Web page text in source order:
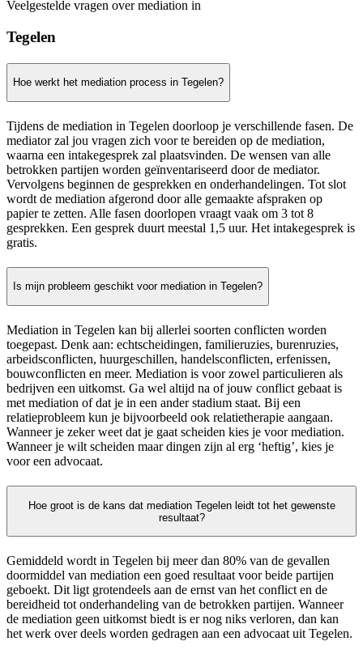
Veelgestelde vragen over mediation in
Tegelen
Hoe werkt het mediation process in Tegelen?
Tijdens de mediation in Tegelen doorloop je verschillende fasen. De
mediator zal jou vragen zich voor te bereiden op de mediation,
waarna een intakegesprek zal plaatsvinden. De wensen van alle
betrokken partijen worden geïnventariseerd door de mediator.
Vervolgens beginnen de gesprekken en onderhandelingen. Tot slot
wordt de mediation afgerond door alle gemaakte afspraken op
papier te zetten. Alle fasen doorlopen vraagt vaak om 3 tot 8
gesprekken. Een gesprek duurt meestal 1,5 uur. Het intakegesprek is
gratis.
Is mijn probleem geschikt voor mediation in Tegelen?
Mediation in Tegelen kan bij allerlei soorten conflicten worden
toegepast. Denk aan: echtscheidingen, familieruzies, burenruzies,
arbeidsconflicten, huurgeschillen, handelsconflicten, erfenissen,
bouwconflicten en meer. Mediation is voor zowel particulieren als
bedrijven een uitkomst. Ga wel altijd na of jouw conflict gebaat is
met mediation of dat je in een ander stadium staat. Bij een
relatieprobleem kun je bijvoorbeeld ook relatietherapie aangaan.
Wanneer je zeker weet dat je gaat scheiden kies je voor mediation.
Wanneer je wilt scheiden maar dingen zijn al erg ‘heftig’, kies je
voor een advocaat.
Hoe groot is de kans dat mediation Tegelen leidt tot het gewenste
resultaat?
Gemiddeld wordt in Tegelen bij meer dan 80% van de gevallen
doormiddel van mediation een goed resultaat voor beide partijen
geboekt. Dit ligt grotendeels aan de ernst van het conflict en de
bereidheid tot onderhandeling van de betrokken partijen. Wanneer
de mediation geen uitkomst biedt is er nog niks verloren, dan kan
het werk over deels worden gedragen aan een advocaat uit Tegelen.